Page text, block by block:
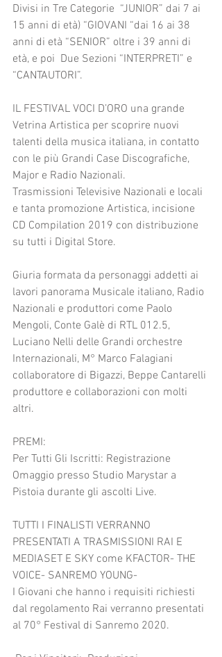
Divisi in Tre Categorie  “JUNIOR” dai 7 ai
15 anni di età) “GIOVANI “dai 16 ai 38
anni di età “SENIOR” oltre i 39 anni di
età, e poi  Due Sezioni “INTERPRETI” e
“CANTAUTORI”.
IL FESTIVAL VOCI D’ORO una grande
Vetrina Artistica per scoprire nuovi
talenti della musica italiana, in contatto
con le più Grandi Case Discografiche,
Major e Radio Nazionali.
Trasmissioni Televisive Nazionali e locali
e tanta promozione Artistica, incisione
CD Compilation 2019 con distribuzione
su tutti i Digital Store.
Giuria formata da personaggi addetti ai
lavori panorama Musicale italiano, Radio
Nazionali e produttori come Paolo
Mengoli, Conte Galè di RTL 012.5,
Luciano Nelli delle Grandi orchestre
Internazionali, M° Marco Falagiani
collaboratore di Bigazzi, Beppe Cantarelli
produttore e collaborazioni con molti
altri.
PREMI:
Per Tutti Gli Iscritti: Registrazione
Omaggio presso Studio Marystar a
Pistoia durante gli ascolti Live.
TUTTI I FINALISTI VERRANNO
PRESENTATI A TRASMISSIONI RAI E
MEDIASET E SKY come KFACTOR- THE
VOICE- SANREMO YOUNG-
I Giovani che hanno i requisiti richiesti
dal regolamento Rai verranno presentati
al 70° Festival di Sanremo 2020.